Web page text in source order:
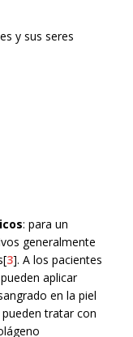
y sus seres
: para un
generalmente
3]. A los pacientes
aplicar
en la piel
tratar con